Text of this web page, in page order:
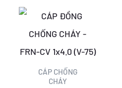
CÁP CHỐNG
CHÁY
Giá
gốc
là:
19.436 ₫.
Giá
hiện
tại
là: